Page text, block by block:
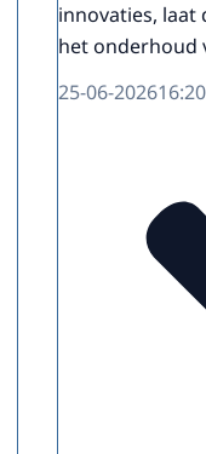
innovaties, laat
het onderhoud
25-06-202616:20